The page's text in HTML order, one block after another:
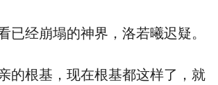
经崩塌的神界，洛若曦迟疑。
根基，现在根基都这样了，就